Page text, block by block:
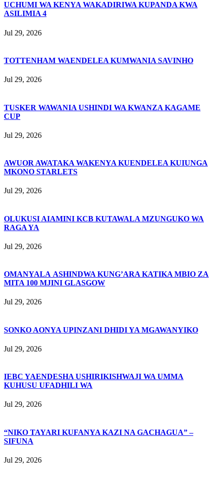
UCHUMI WA KENYA WAKADIRIWA KUPANDA KWA
ASILIMIA 4
Jul 29, 2026
TOTTENHAM WAENDELEA KUMWANIA SAVINHO
Jul 29, 2026
TUSKER WAWANIA USHINDI WA KWANZA KAGAME
CUP
Jul 29, 2026
AWUOR AWATAKA WAKENYA KUENDELEA KUIUNGA
MKONO STARLETS
Jul 29, 2026
OLUKUSI AIAMINI KCB KUTAWALA MZUNGUKO WA
RAGA YA
Jul 29, 2026
OMANYALA ASHINDWA KUNG’ARA KATIKA MBIO ZA
MITA 100 MJINI GLASGOW
Jul 29, 2026
SONKO AONYA UPINZANI DHIDI YA MGAWANYIKO
Jul 29, 2026
IEBC YAENDESHA USHIRIKISHWAJI WA UMMA
KUHUSU UFADHILI WA
Jul 29, 2026
“NIKO TAYARI KUFANYA KAZI NA GACHAGUA” –
SIFUNA
Jul 29, 2026